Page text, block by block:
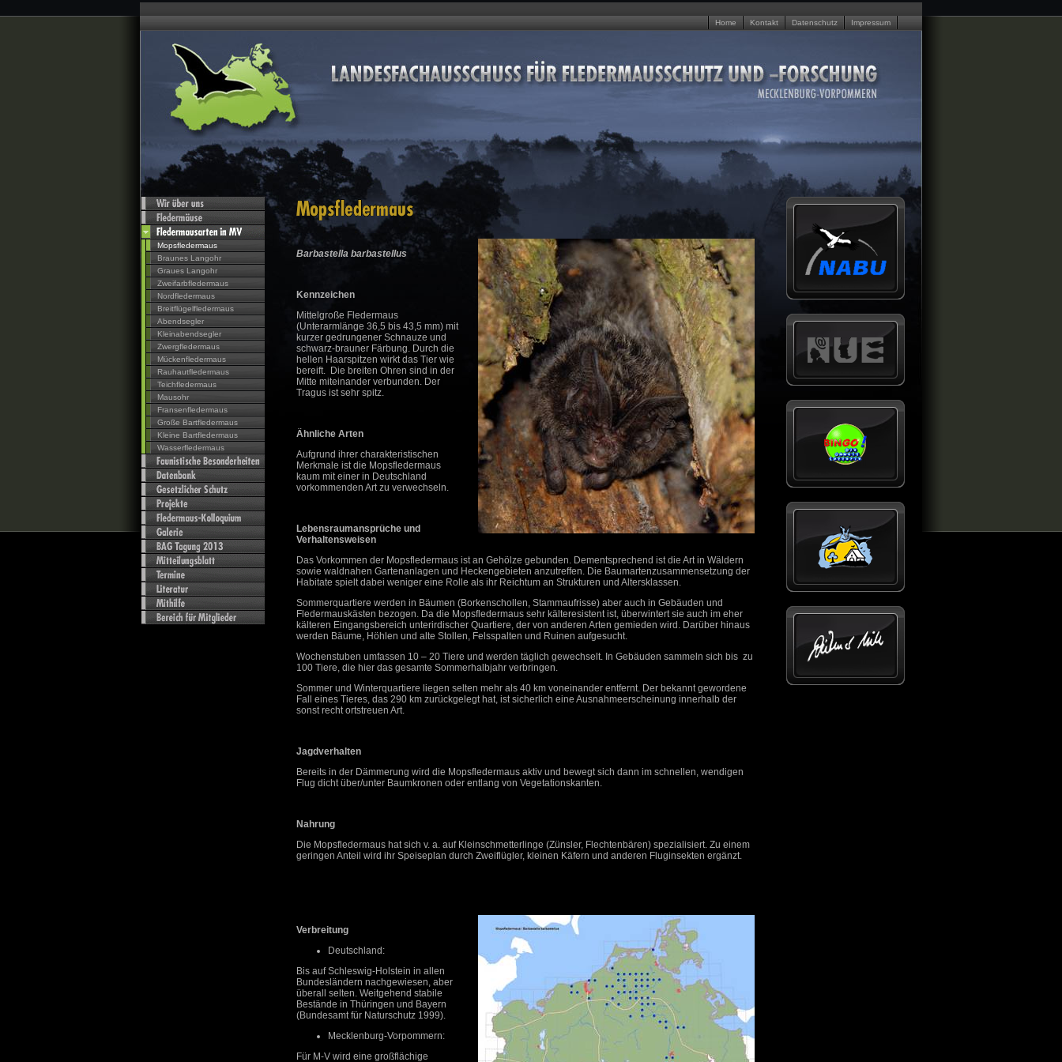
Home Kontakt Datenschutz Impressum
Mopsfledermaus
Braunes Langohr
Graues Langohr
Zweifarbfledermaus
Nordfledermaus
Breitflügelfledermaus
Abendsegler
Kleinabendsegler
Zwergfledermaus
Mückenfledermaus
Rauhautfledermaus
Teichfledermaus
Mausohr
Fransenfledermaus
Große Bartfledermaus
Kleine Bartfledermaus
Wasserfledermaus
Barbastella barbastellus
Kennzeichen
Mittelgroße Fledermaus
(Unterarmlänge 36,5 bis 43,5 mm) mit
kurzer gedrungener Schnauze und
schwarz-brauner Färbung. Durch die
hellen Haarspitzen wirkt das Tier wie
bereift. Die breiten Ohren sind in der
Mitte miteinander verbunden. Der
Tragus ist sehr spitz.
Ähnliche Arten
Aufgrund ihrer charakteristischen
Merkmale ist die Mopsfledermaus
kaum mit einer in Deutschland
vorkommenden Art zu verwechseln.
Lebensraumansprüche und
Verhaltensweisen
Das Vorkommen der Mopsfledermaus ist an Gehölze gebunden. Dementsprechend ist die Art in Wäldern
sowie waldnahen Gartenanlagen und Heckengebieten anzutreffen. Die Baumartenzusammensetzung der
Habitate spielt dabei weniger eine Rolle als ihr Reichtum an Strukturen und Altersklassen.
Sommerquartiere werden in Bäumen (Borkenschollen, Stammaufrisse) aber auch in Gebäuden und
Fledermauskästen bezogen. Da die Mopsfledermaus sehr kälteresistent ist, überwintert sie auch im eher
kälteren Eingangsbereich unterirdischer Quartiere, der von anderen Arten gemieden wird. Darüber hinaus
werden Bäume, Höhlen und alte Stollen, Felsspalten und Ruinen aufgesucht.
Wochenstuben umfassen 10 – 20 Tiere und werden täglich gewechselt. In Gebäuden sammeln sich bis zu
100 Tiere, die hier das gesamte Sommerhalbjahr verbringen.
Sommer und Winterquartiere liegen selten mehr als 40 km voneinander entfernt. Der bekannt gewordene
Fall eines Tieres, das 290 km zurückgelegt hat, ist sicherlich eine Ausnahmeerscheinung innerhalb der
sonst recht ortstreuen Art.
Jagdverhalten
Bereits in der Dämmerung wird die Mopsfledermaus aktiv und bewegt sich dann im schnellen, wendigen
Flug dicht über/unter Baumkronen oder entlang von Vegetationskanten.
Nahrung
Die Mopsfledermaus hat sich v. a. auf Kleinschmetterlinge (Zünsler, Flechtenbären) spezialisiert. Zu einem
geringen Anteil wird ihr Speiseplan durch Zweiflügler, kleinen Käfern und anderen Fluginsekten ergänzt.
Verbreitung
Deutschland:
Bis auf Schleswig-Holstein in allen
Bundesländern nachgewiesen, aber
überall selten. Weitgehend stabile
Bestände in Thüringen und Bayern
(Bundesamt für Naturschutz 1999).
Mecklenburg-Vorpommern:
Für M-V wird eine großflächige